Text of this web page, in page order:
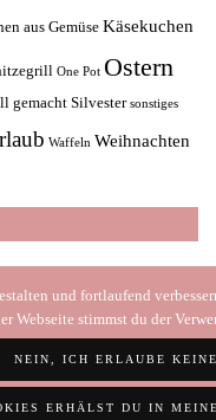
aus Gemüse Käsekuchen
One Pot Ostern
gemacht Silvester sonstiges
Waffeln Weihnachten
und fortlaufend
Webseite stimmst du der
NEIN, ICH ERLAUBE
ERHÄLST DU IN